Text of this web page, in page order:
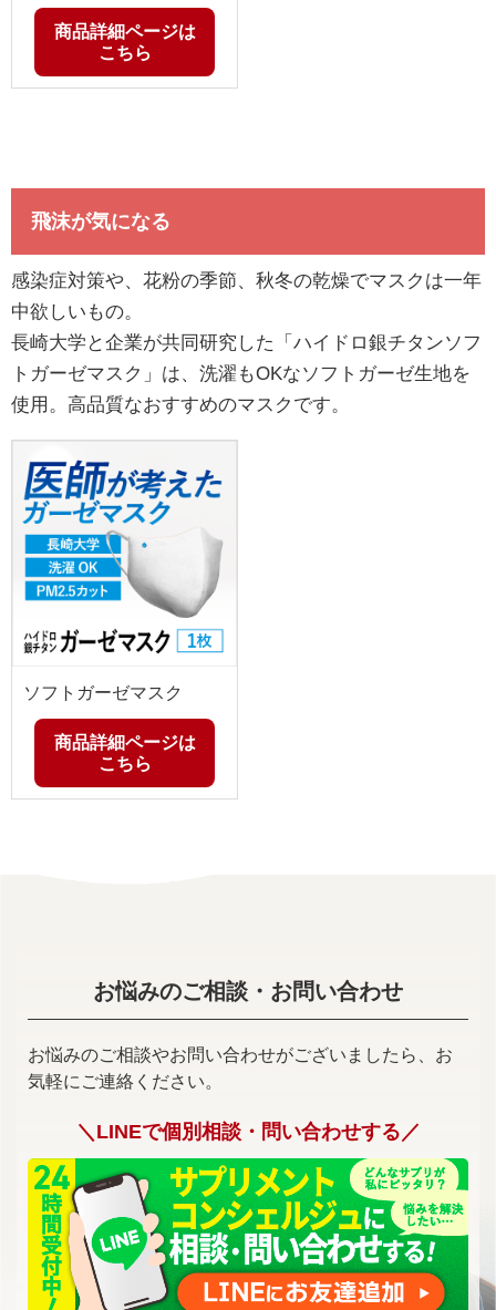
商品詳細ページは
こちら
飛沫が気になる
感染症対策や、花粉の季節、秋冬の乾燥でマスクは一年
中欲しいもの。
長崎大学と企業が共同研究した「ハイドロ銀チタンソフ
トガーゼマスク」は、洗濯もOKなソフトガーゼ生地を
使用。高品質なおすすめのマスクです。
ソフトガーゼマスク
商品詳細ページは
こちら
お悩みのご相談・お問い合わせ
お悩みのご相談やお問い合わせがございましたら、お
気軽にご連絡ください。
＼LINEで個別相談・問い合わせする／